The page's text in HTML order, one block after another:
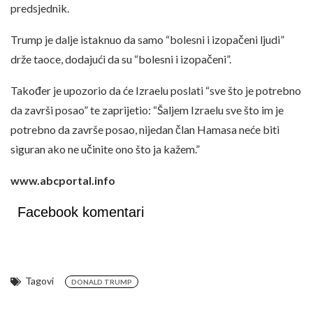
predsjednik.
Trump je dalje istaknuo da samo “bolesni i izopačeni ljudi”
drže taoce, dodajući da su “bolesni i izopačeni”.
Također je upozorio da će Izraelu poslati “sve što je potrebno
da završi posao” te zaprijetio: “Šaljem Izraelu sve što im je
potrebno da završe posao, nijedan član Hamasa neće biti
siguran ako ne učinite ono što ja kažem.”
www.abcportal.info
Facebook komentari
Tagovi DONALD TRUMP